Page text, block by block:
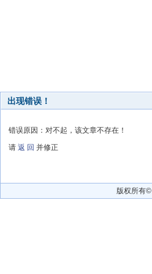
出现错误！
错误原因：对不起，该文章不存在！
请 返 回 并修正
版权所有©